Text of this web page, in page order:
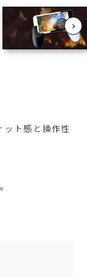
ット感と操作性